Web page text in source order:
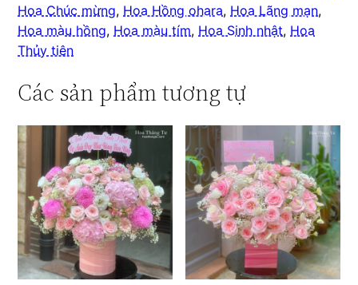
Hoa Chúc mừng, Hoa Hồng ohara, Hoa Lãng mạn,
Hoa màu hồng, Hoa màu tím, Hoa Sinh nhật, Hoa
Thủy tiên
Các sản phẩm tương tự